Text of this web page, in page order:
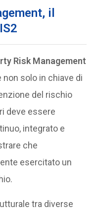
il
Risk Management
solo in chiave di
del rischio
deve essere
integrato e
che
esercitato un
tra diverse